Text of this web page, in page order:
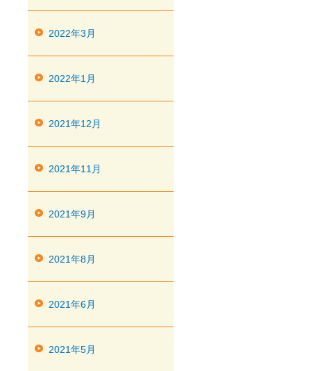
2022年3月
2022年1月
2021年12月
2021年11月
2021年9月
2021年8月
2021年6月
2021年5月